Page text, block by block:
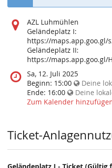
Wo
findet
diese
Veranstaltung
statt?
AZL Luhmühlen
Geländeplatz I:
https://maps.app.goo.gl/
Geländeplatz II:
https://maps.app.goo.gl/
Wann
findet
diese
Veranstaltung
Sa, 12. Juli 2025
Beginn: 15:00 Deine
Ende: 16:00 Deine
Zum Kalender
Ticket-